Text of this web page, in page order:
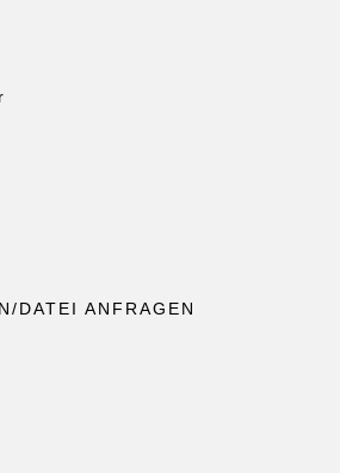
DATEI ANFRAGEN